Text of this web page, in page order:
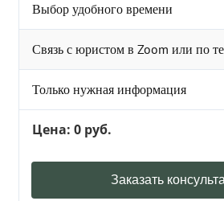
Выбор удобного времени
Связь с юристом в Zoom или по
Только нужная информация
Цена: 0 руб.
Заказать